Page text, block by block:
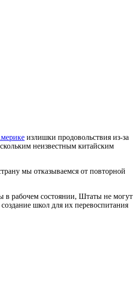
излишки продовольствия из-за
неизвестным китайским
мы отказываемся от повторной
в рабочем состоянии, Штаты не могут
школ для их перевоспитания